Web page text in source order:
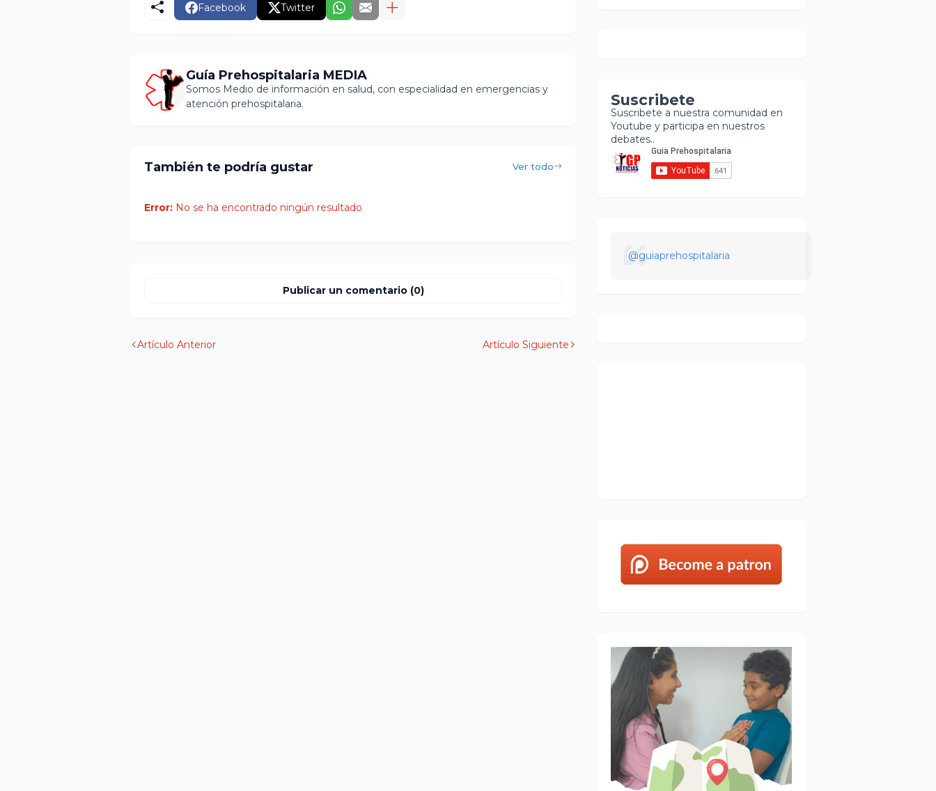
Facebook Twitter
Guía Prehospitalaria MEDIA
Somos Medio de información en salud, con especialidad en emergencias y
atención prehospitalaria.
También te podría gustar Ver todo
Error: No se ha encontrado ningún resultado
Publicar un comentario (0)
Artículo Anterior Artículo Siguiente
Suscribete
Suscribete a nuestra comunidad en
Youtube y participa en nuestros
debates..
@guiaprehospitalaria